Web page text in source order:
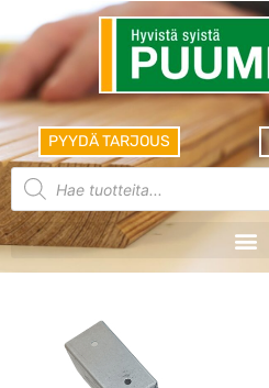
PYYDÄ TARJOUS